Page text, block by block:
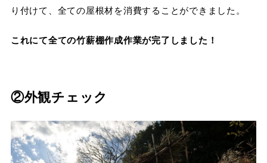
り付けて、全ての屋根材を消費することができました。
これにて全ての竹薪棚作成作業が完了しました！
②外観チェック